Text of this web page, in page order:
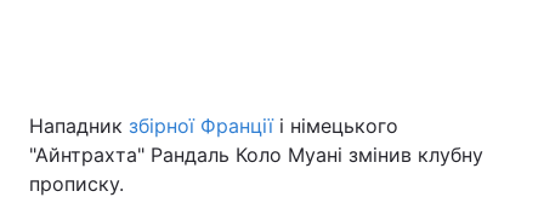
Нападник збірної Франціїі німецького
"Айнтрахта" Рандаль Коло Муані змінив клубну
прописку.